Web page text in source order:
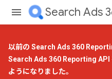
Search Ads
以前の Search Ads 360
Search Ads 360 Reporting API
ようになりました。